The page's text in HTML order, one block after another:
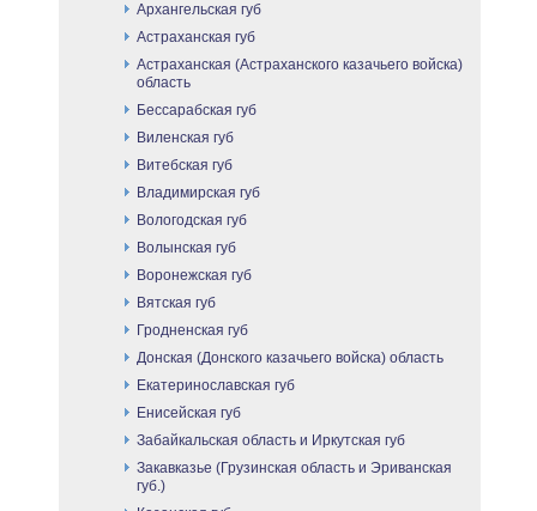
Архангельская губ
Астраханская губ
Астраханская (Астраханского казачьего войска)
область
Бессарабская губ
Виленская губ
Витебская губ
Владимирская губ
Вологодская губ
Волынская губ
Воронежская губ
Вятская губ
Гродненская губ
Донская (Донского казачьего войска) область
Екатеринославская губ
Енисейская губ
Забайкальская область и Иркутская губ
Закавказье (Грузинская область и Эриванская
губ.)